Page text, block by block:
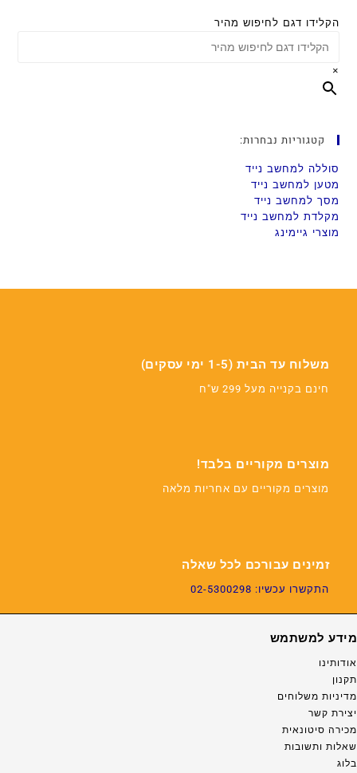
הקלידו דגם לחיפוש מהיר
×
קטגוריות נבחרות:
סוללה למחשב נייד
מטען למחשב נייד
מסך למחשב נייד
מקלדת למחשב נייד
מוצרי גיימינג
משלוח עד הבית (1-5 ימי עסקים)
חינם בקנייה מעל 299 ש"ח
מוצרים מקוריים בלבד!
מוצרים מקוריים עם אחריות מלאה
זמינים עבורכם לכל שאלה
התקשרו עכשיו: 02-5300298
מידע למשתמש
אודותינו
תקנון
מדיניות משלוחים
יצירת קשר
מכירה סיטונאית
שאלות ותשובות
בלוג